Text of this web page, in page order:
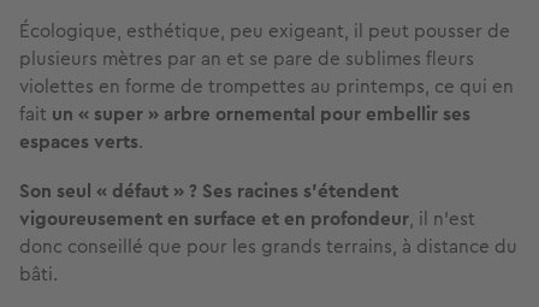
Écologique, esthétique, peu exigeant, il peut pousser de
plusieurs mètres par an et se pare de sublimes fleurs
violettes en forme de trompettes au printemps, ce qui en
fait un « super » arbre ornemental pour embellir ses
espaces verts.
Son seul « défaut » ? Ses racines s’étendent
vigoureusement en surface et en profondeur, il n’est
donc conseillé que pour les grands terrains, à distance du
bâti.